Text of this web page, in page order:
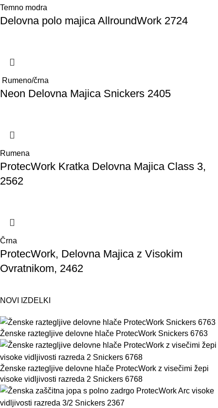
NOVI IZDELKI
Ženske raztegljive delovne hlače ProtecWork Snickers 6763
Ženske raztegljive delovne hlače ProtecWork z visečimi žepi
visoke vidljivosti razreda 2 Snickers 6768
Temno modra
Delovna polo majica AllroundWork 2724
Rumeno/črna
Neon Delovna Majica Snickers 2405
Rumena
ProtecWork Kratka Delovna Majica Class 3,
2562
Črna
ProtecWork, Delovna Majica z Visokim
Ovratnikom, 2462